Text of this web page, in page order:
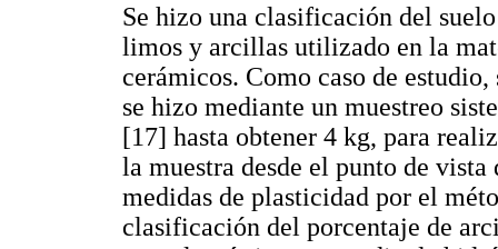
Se hizo una clasificación del
limos y arcillas utilizado en la
cerámicos. Como caso de
se hizo mediante un muestreo
[17] hasta obtener 4 kg, para
la muestra desde el punto de
medidas de plasticidad por el
clasificación del porcentaje de